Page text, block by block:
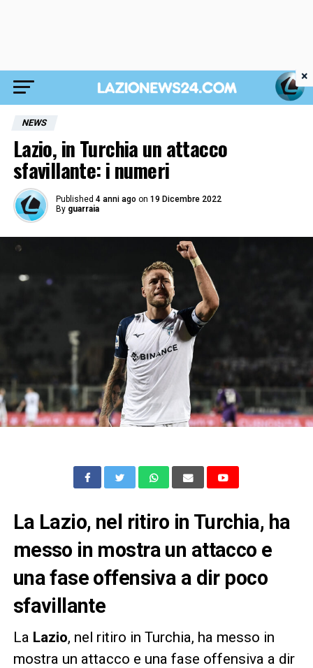
NEWS
Lazio, in Turchia un attacco
sfavillante: i numeri
Published 4 anni ago on 19 Dicembre 2022
By guarraia
La Lazio, nel ritiro in Turchia, ha
messo in mostra un attacco e
una fase offensiva a dir poco
sfavillante
La Lazio, nel ritiro in Turchia, ha messo in
mostra un attacco e una fase offensiva a dir
×